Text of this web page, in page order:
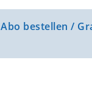
Abo bestellen /